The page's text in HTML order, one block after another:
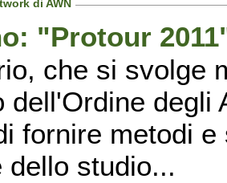
di AWN
"Protour
che si svolge
dell'Ordine degli
fornire metodi
dello studio...